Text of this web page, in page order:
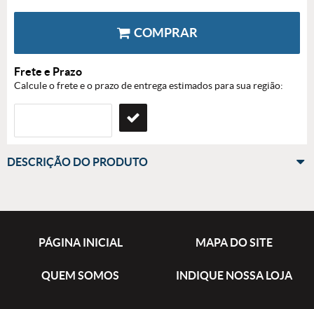
COMPRAR
Frete e Prazo
Calcule o frete e o prazo de entrega estimados para sua região:
DESCRIÇÃO DO PRODUTO
PÁGINA INICIAL MAPA DO SITE
QUEM SOMOS INDIQUE NOSSA LOJA